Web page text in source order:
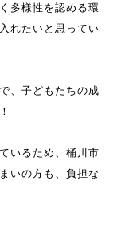
多様性を認める環
れたいと思ってい
、子どもたちの成
いるため、桶川市
いの方も、負担な